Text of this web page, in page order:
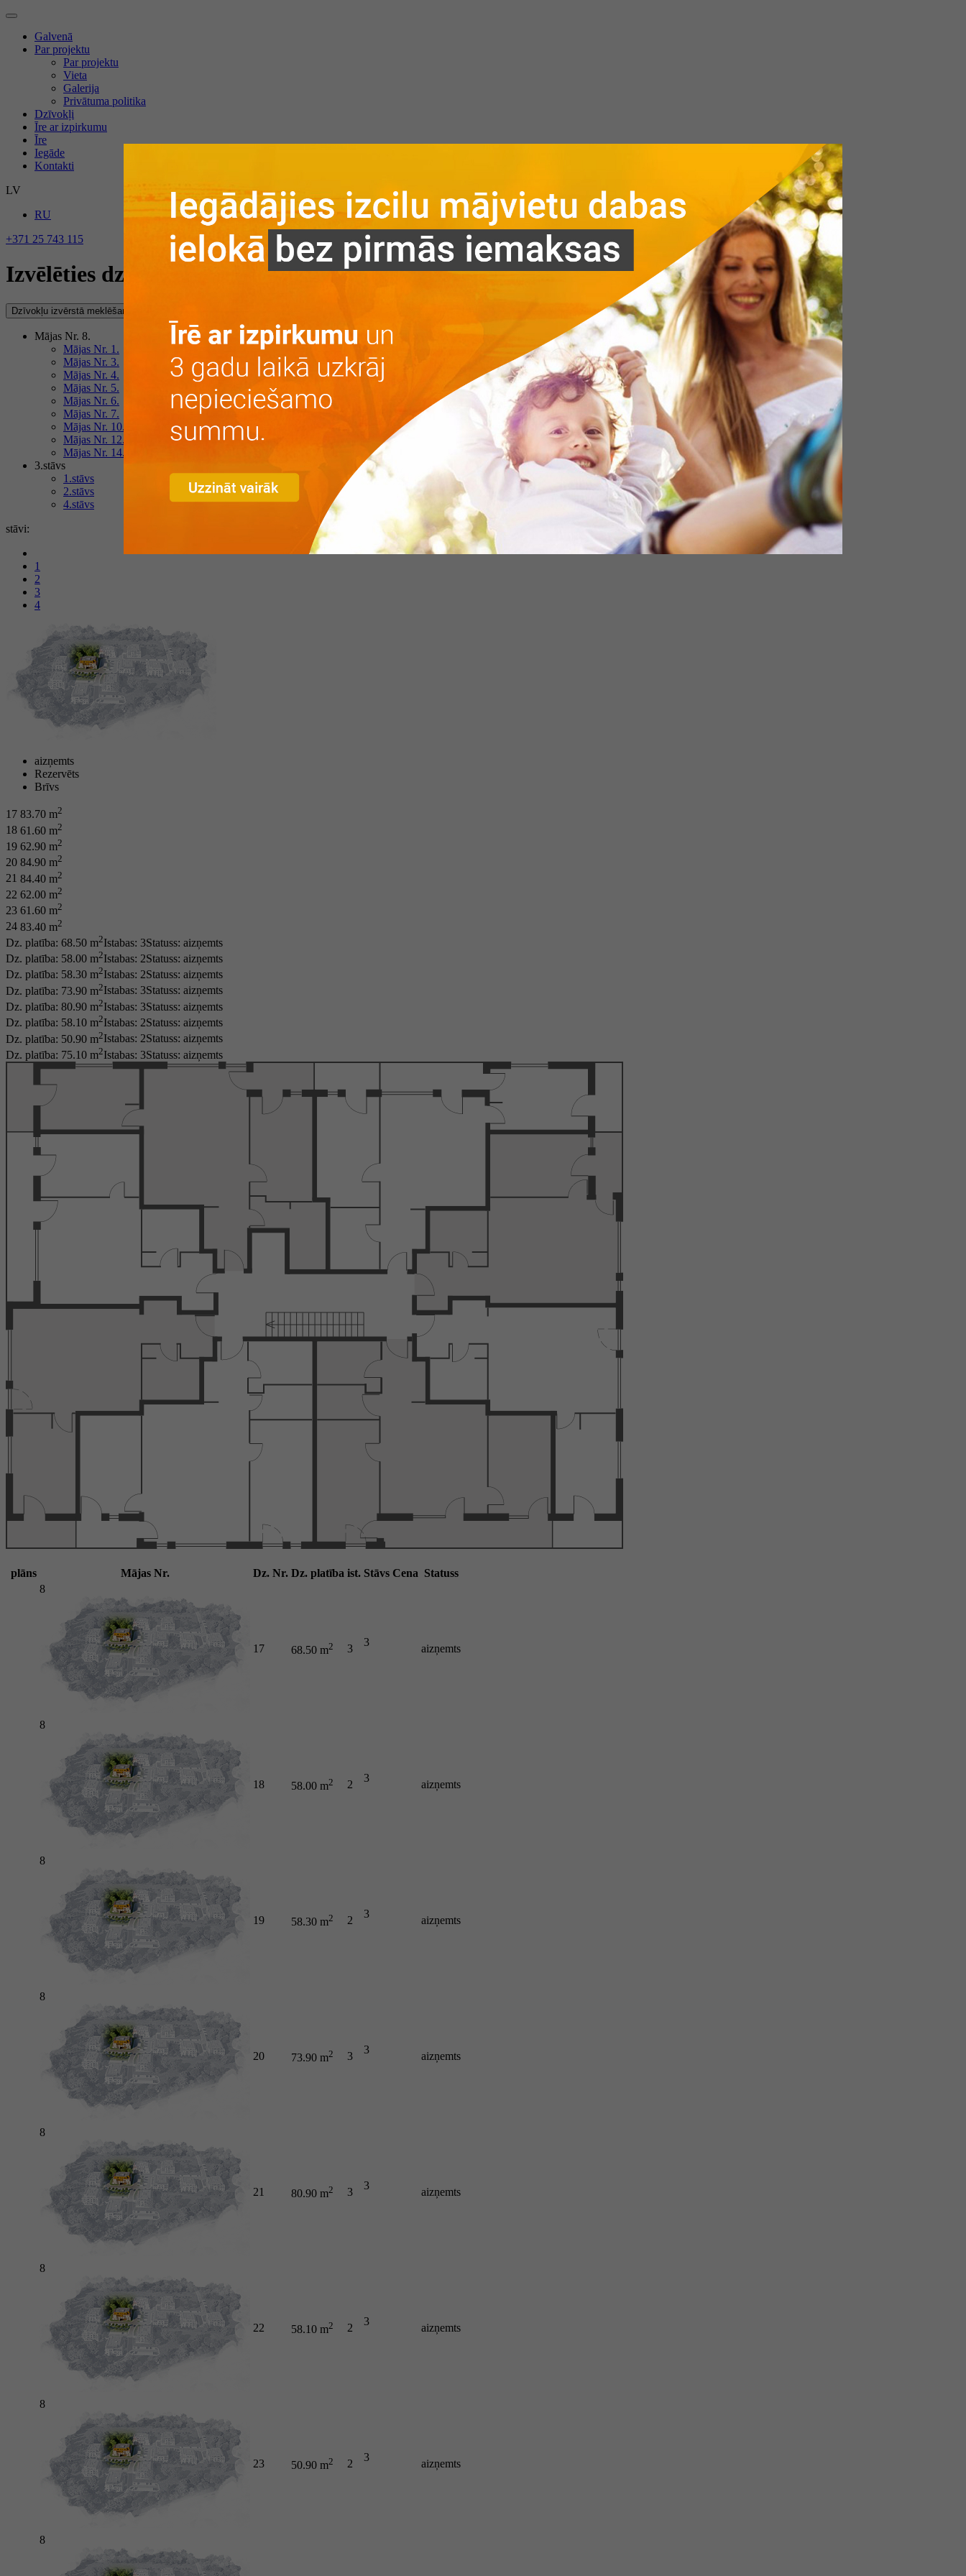
Galvenā
Par projektu
Par projektu
Vieta
Galerija
Privātuma politika
Dzīvokļi
Īre ar izpirkumu
Īre
Iegāde
Kontakti
LV
RU
+371 25 743 115
Izvēlēties dzīvokli
Dzīvokļu izvērstā meklēšana
Mājas Nr. 8.
Mājas Nr. 1.
Mājas Nr. 3.
Mājas Nr. 4.
Mājas Nr. 5.
Mājas Nr. 6.
Mājas Nr. 7.
Mājas Nr. 10.
Mājas Nr. 12.
Mājas Nr. 14.
3.stāvs
1.stāvs
2.stāvs
4.stāvs
stāvi:
1
2
3
4
aizņemts
Rezervēts
Brīvs
17 83.70 m2
18 61.60 m2
19 62.90 m2
20 84.90 m2
21 84.40 m2
22 62.00 m2
23 61.60 m2
24 83.40 m2
Dz. platība: 68.50 m2Istabas: 3Statuss: aizņemts
Dz. platība: 58.00 m2Istabas: 2Statuss: aizņemts
Dz. platība: 58.30 m2Istabas: 2Statuss: aizņemts
Dz. platība: 73.90 m2Istabas: 3Statuss: aizņemts
Dz. platība: 80.90 m2Istabas: 3Statuss: aizņemts
Dz. platība: 58.10 m2Istabas: 2Statuss: aizņemts
Dz. platība: 50.90 m2Istabas: 2Statuss: aizņemts
Dz. platība: 75.10 m2Istabas: 3Statuss: aizņemts
plāns Mājas Nr. Dz. Nr. Dz. platība ist. Stāvs Cena Statuss
8
17 68.50 m2 3
3
aizņemts
8
18 58.00 m2 2
3
aizņemts
8
19 58.30 m2 2
3
aizņemts
8
20 73.90 m2 3
3
aizņemts
8
21 80.90 m2 3
3
aizņemts
8
22 58.10 m2 2
3
aizņemts
8
23 50.90 m2 2
3
aizņemts
8